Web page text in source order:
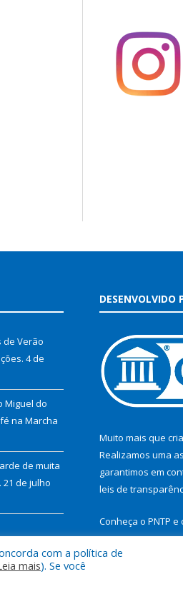
de Verão
4 de
Miguel do
na Marcha
de muita
21 de julho
DESENVOLVIDO
Muito mais que
Realizamos uma
garantimos em
leis de
Conheça o PNTP e
com a política de
mais). Se você